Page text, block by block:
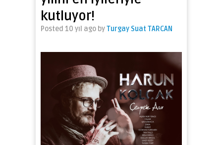
kutluyor!
Posted 10 yıl ago byTurgay Suat TARCAN